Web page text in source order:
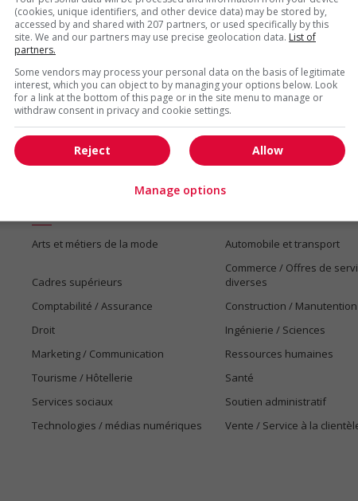
Arts et métiers de la mode Automobile et transport
Cadres supérieurs
Commerce / Offres de
diverses
Comptabilité / Assurance
Construction / Manutention
Droit
Ingénierie / Sciences
Marketing / Communication
Ressources humaines
Tourisme / Hôtellerie
Santé
Services sociaux
Soutien administratif
Technologies / médias numériques
Vente / Service à la
(cookies, unique identifiers, and other device data) may be stored by,
accessed by and shared with 207 partners, or used specifically by this
site. We and our partners may use precise geolocation data. List of
partners.
Some vendors may process your personal data on the basis of legitimate
interest, which you can object to by managing your options below. Look
for a link at the bottom of this page or in the site menu to manage or
withdraw consent in privacy and cookie settings.
Allow
Reject
Manage options